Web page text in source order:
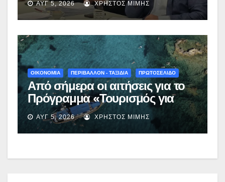
Νεστορίου: «Η δέσμευσή μας
γίνεται πράξη με εξασφαλισμένη
χρηματοδότηση»
ΑΥΓ 5, 2026 ΧΡΉΣΤΟΣ ΜΊΜΗΣ
ΟΙΚΟΝΟΜΙΑ ΠΕΡΙΒΑΛΛΟΝ - ΤΑΞΙΔΙΑ ΠΡΩΤΟΣΕΛΙΔΟ
Από σήμερα οι αιτήσεις για το
Πρόγραμμα «Τουρισμός για
Όλους 2026-2027» – Πότε λήγει
η προσθεσμία
ΑΥΓ 5, 2026 ΧΡΉΣΤΟΣ ΜΊΜΗΣ